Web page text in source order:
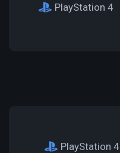
PlayStation 4
PlayStation 4